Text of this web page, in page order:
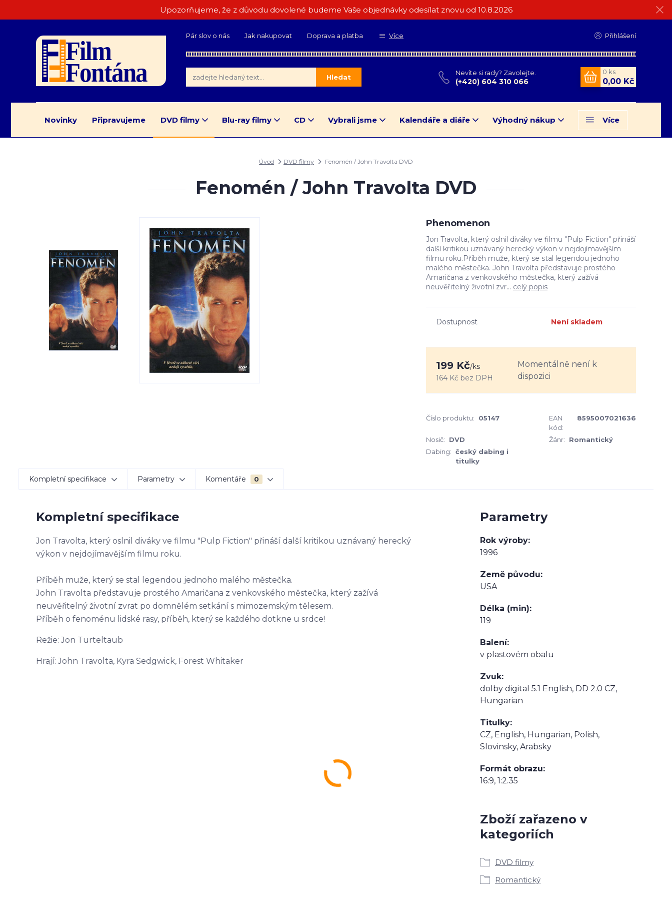
Upozorňujeme, že z důvodu dovolené budeme Vaše objednávky odesílat znovu od 10.8.2026
Pár slov o nás Jak nakupovat Doprava a platba Více Přihlášení
Hledat
Nevíte si rady? Zavolejte.
(+420) 604 310 066
0 ks
0,00 Kč
Novinky Připravujeme DVD filmy Blu-ray filmy CD Vybrali jsme Kalendáře a diáře Výhodný nákup Více
Úvod DVD filmy Fenomén / John Travolta DVD
Fenomén / John Travolta DVD
Phenomenon
Jon Travolta, který oslnil diváky ve filmu "Pulp Fiction" přináší
další kritikou uznávaný herecký výkon v nejdojímavějším
filmu roku.Příběh muže, který se stal legendou jednoho
malého městečka. John Travolta představuje prostého
Amaričana z venkovského městečka, který zažívá
neuvěřitelný životní zvr... celý popis
Dostupnost Není skladem
199 Kč/ks
164 Kč bez DPH
Momentálně není k
dispozici
Číslo produktu: 05147
EAN
kód:
8595007021636
Nosič: DVD Žánr:
Romantický
Dabing: český dabing i
titulky
Kompletní specifikace Parametry Komentáře 0
Kompletní specifikace
Jon Travolta, který oslnil diváky ve filmu "Pulp Fiction" přináší další kritikou uznávaný herecký
výkon v nejdojímavějším filmu roku.
Příběh muže, který se stal legendou jednoho malého městečka.
John Travolta představuje prostého Amaričana z venkovského městečka, který zažívá
neuvěřitelný životní zvrat po domnělém setkání s mimozemským tělesem.
Příběh o fenoménu lidské rasy, příběh, který se každého dotkne u srdce!
Režie: Jon Turteltaub
Hrají: John Travolta, Kyra Sedgwick, Forest Whitaker
Parametry
Rok výroby
1996
Země původu
USA
Délka (min)
119
Balení
v plastovém obalu
Zvuk
dolby digital 5.1 English, DD 2.0 CZ,
Hungarian
Titulky
CZ, English, Hungarian, Polish,
Slovinsky, Arabsky
Formát obrazu
16:9, 1:2.35
Zboží zařazeno v
kategoriích
DVD filmy
Romantický